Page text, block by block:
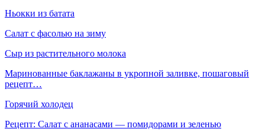
Ньокки из батата
Салат с фасолью на зиму
Сыр из растительного молока
Маринованные баклажаны в укропной заливке, пошаговый
рецепт…
Горячий холодец
Рецепт: Салат с ананасами — помидорами и зеленью